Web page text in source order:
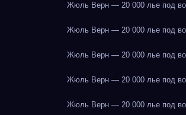
Жюль Верн — 20 000 лье под
Жюль Верн — 20 000 лье под
Жюль Верн — 20 000 лье под
Жюль Верн — 20 000 лье под
Жюль Верн — 20 000 лье под